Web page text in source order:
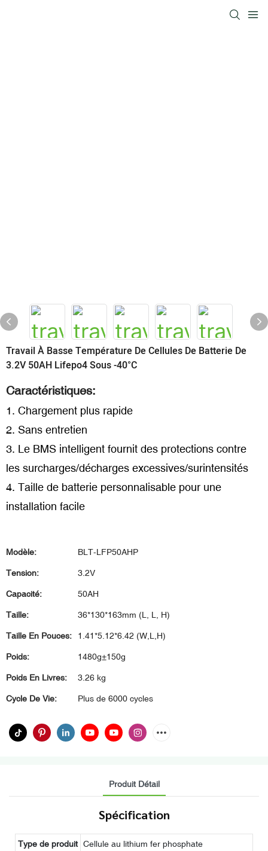
Travail À Basse Température De Cellules De Batterie De
3.2V 50AH Lifepo4 Sous -40°C
Caractéristiques:
1. Chargement plus rapide
2. Sans entretien
3. Le BMS intelligent fournit des protections contre
les surcharges/décharges excessives/surintensités
4. Taille de batterie personnalisable pour une
installation facile
Modèle: BLT-LFP50AHP
Tension: 3.2V
Capacité: 50AH
Taille: 36*130*163mm (L, L, H)
Taille En Pouces: 1.41*5.12*6.42 (W,L,H)
Poids: 1480g±150g
Poids En Livres: 3.26 kg
Cycle De Vie: Plus de 6000 cycles
Produit Détail
Spécification
Type de produit Cellule au lithium fer phosphate